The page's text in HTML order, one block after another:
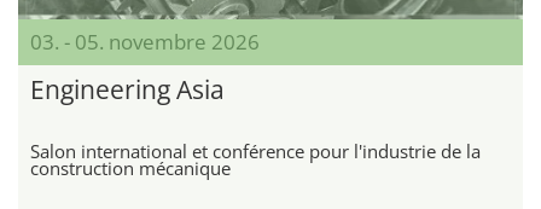
03. - 05. novembre 2026
Engineering Asia
Salon international et conférence pour l'industrie de la
construction mécanique